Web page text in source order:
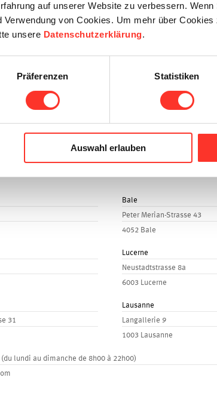
auf unserer Website zu verbessern.
Verwendung von Cookies. Um mehr über
unsere Datenschutzerklärung.
Präferenzen Statistiken
Auswahl erlauben
d’offre qui vous correspond?
Bale
Peter Merian-Strasse 43
4052 Bale
Lucerne
Neustadtstrasse 8a
6003 Lucerne
31
Lausanne
Langallerie 9
1003 Lausanne
(du lundi au dimanche de 8h00 à 22h00)